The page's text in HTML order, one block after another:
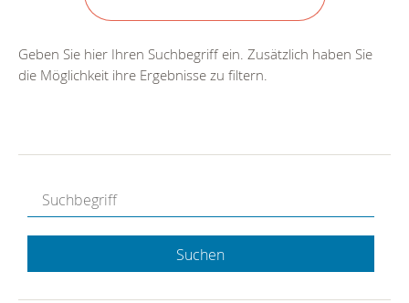
Geben Sie hier Ihren Suchbegriff ein. Zusätzlich haben Sie
die Möglichkeit ihre Ergebnisse zu filtern.
Suchen